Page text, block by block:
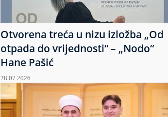
Otvorena treća u nizu izložba „Od
otpada do vrijednosti“ – „Nodo“
Hane Pašić
28.07.2026.